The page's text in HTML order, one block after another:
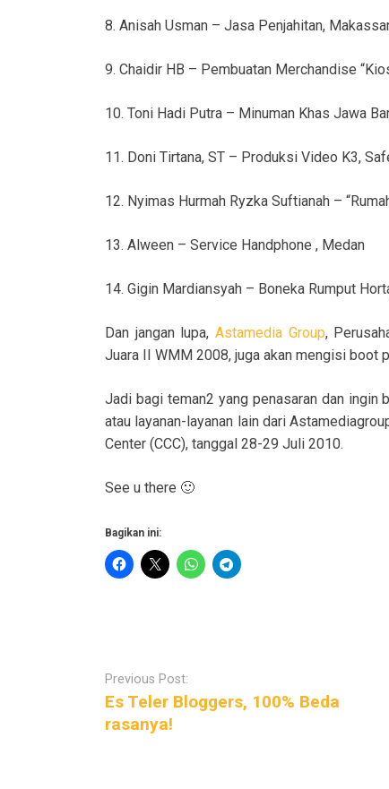
8. Anisah Usman – Jasa Penjahitan,
9. Chaidir HB – Pembuatan Merchandise
10. Toni Hadi Putra – Minuman Khas Jawa
11. Doni Tirtana, ST – Produksi Video K3,
12. Nyimas Hurmah Ryzka Suftianah –
13. Alween – Service Handphone , Medan
14. Gigin Mardiansyah – Boneka Rumput
Dan jangan lupa, Astamedia Group,
Juara II WMM 2008, juga akan mengisi boot
Jadi bagi teman2 yang penasaran dan ingin
atau layanan-layanan lain dari
Center (CCC), tanggal 28-29 Juli 2010.
See u there 🙂
Bagikan ini:
Previous Post:
Es Teler Bloggers, 100% Beda
rasanya!